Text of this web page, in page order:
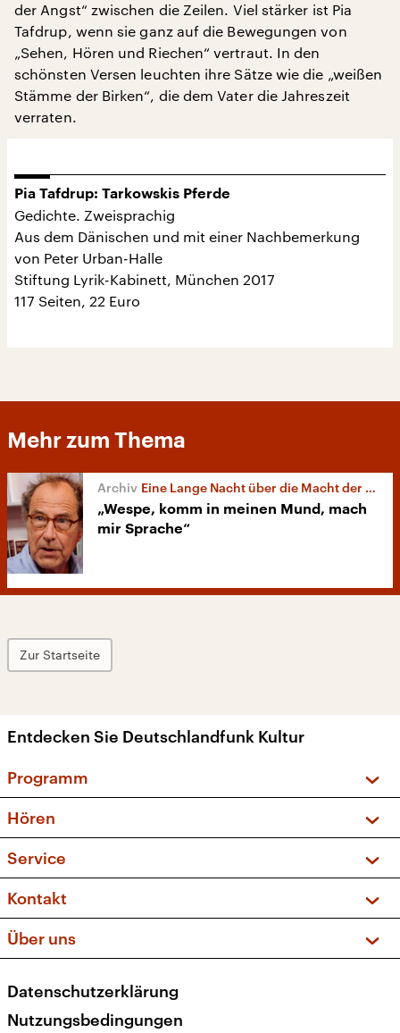
der Angst“ zwischen die Zeilen. Viel stärker ist Pia
Tafdrup, wenn sie ganz auf die Bewegungen von
„Sehen, Hören und Riechen“ vertraut. In den
schönsten Versen leuchten ihre Sätze wie die „weißen
Stämme der Birken“, die dem Vater die Jahreszeit
verraten.
Pia Tafdrup: Tarkowskis Pferde
Gedichte. Zweisprachig
Aus dem Dänischen und mit einer Nachbemerkung
von Peter Urban-Halle
Stiftung Lyrik-Kabinett, München 2017
117 Seiten, 22 Euro
Mehr zum Thema
Eine Lange Nacht über die Macht der Poesie
„Wespe, komm in meinen Mund, mach
mir Sprache“
Zur Startseite
Entdecken Sie Deutschlandfunk Kultur
Programm
Sendungen und Podcasts
Musikliste
Kakadu – Das Kinderprogramm
Hören
Frequenzen (UKW + DAB+)
Service
FAQ
Apps
Newsletter
Veranstaltungen
Kontakt
Social Media
Über uns
Presse
Karriere
Datenschutzerklärung
Nutzungsbedingungen